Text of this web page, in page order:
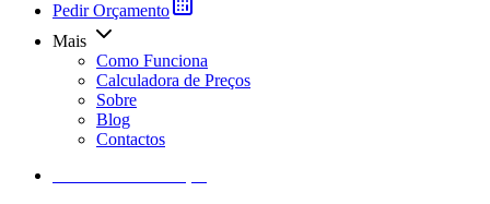
Pedir Orçamento
Mais
Como Funciona
Calculadora de Preços
Sobre
Blog
Contactos